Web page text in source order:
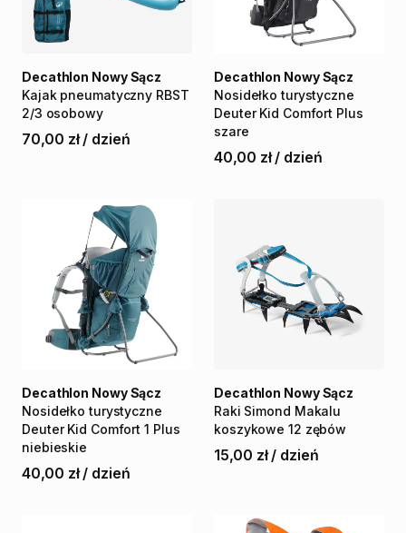
Kajak pneumatyczny RBST
2​/​3 osobowy
Decathlon Nowy Sącz
70,00 zł / dzień
Nosidełko turystyczne
Deuter Kid Comfort Plus
szare
Decathlon Nowy Sącz
40,00 zł / dzień
Nosidełko turystyczne
Deuter Kid Comfort 1 Plus
niebieskie
Decathlon Nowy Sącz
40,00 zł / dzień
Raki Simond Makalu
koszykowe 12 zębów
Decathlon Nowy Sącz
15,00 zł / dzień